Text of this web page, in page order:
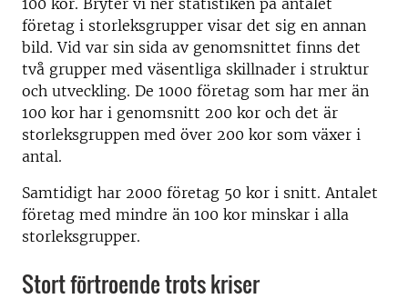
100 kor. Bryter vi ner statistiken på antalet
företag i storleksgrupper visar det sig en annan
bild. Vid var sin sida av genomsnittet finns det
två grupper med väsentliga skillnader i struktur
och utveckling. De 1000 företag som har mer än
100 kor har i genomsnitt 200 kor och det är
storleksgruppen med över 200 kor som växer i
antal.
Samtidigt har 2000 företag 50 kor i snitt. Antalet
företag med mindre än 100 kor minskar i alla
storleksgrupper.
Stort förtroende trots kriser